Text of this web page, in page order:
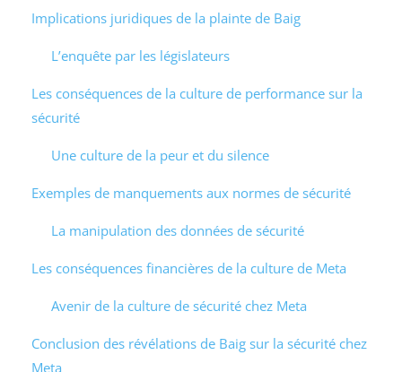
Implications juridiques de la plainte de Baig
L’enquête par les législateurs
Les conséquences de la culture de performance sur la
sécurité
Une culture de la peur et du silence
Exemples de manquements aux normes de sécurité
La manipulation des données de sécurité
Les conséquences financières de la culture de Meta
Avenir de la culture de sécurité chez Meta
Conclusion des révélations de Baig sur la sécurité chez
Meta